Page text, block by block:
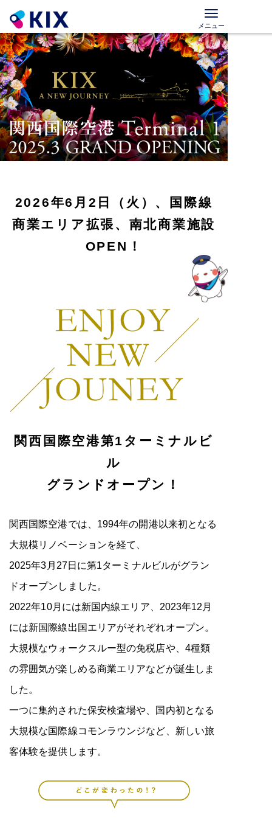
メニュー
2026年6月2日（火）、国際線
商業エリア拡張、南北商業施設
OPEN！
関西国際空港第1ターミナルビ
ル
グランドオープン！
関西国際空港では、1994年の開港以来初となる
大規模リノベーションを経て、
2025年3月27日に第1ターミナルビルがグラン
ドオープンしました。
2022年10月には新国内線エリア、2023年12月
には新国際線出国エリアがそれぞれオープン。
大規模なウォークスルー型の免税店や、4種類
の雰囲気が楽しめる商業エリアなどが誕生しま
した。
一つに集約された保安検査場や、国内初となる
大規模な国際線コモンラウンジなど、新しい旅
客体験を提供します。